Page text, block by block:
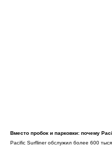
Вместо пробок и парковки: почему
Pacific Surfliner обслужил более 600